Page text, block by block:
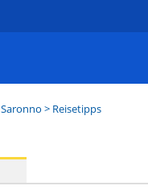
Saronno > Reisetipps